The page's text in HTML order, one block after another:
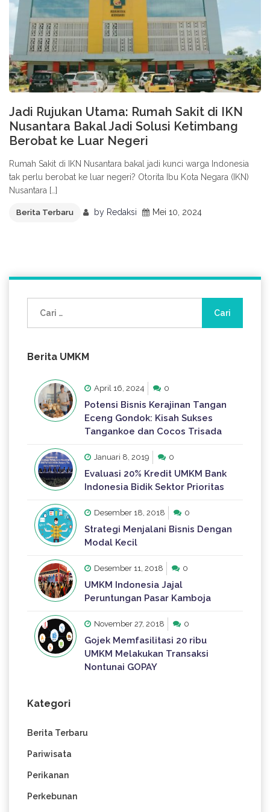
Jadi Rujukan Utama: Rumah Sakit di IKN
Nusantara Bakal Jadi Solusi Ketimbang
Berobat ke Luar Negeri
Rumah Sakit di IKN Nusantara bakal jadi kunci warga Indonesia
tak perlu berobat ke luar negeri? Otorita Ibu Kota Negara (IKN)
Nusantara […]
Berita Terbaru by Redaksi Mei 10, 2024
untuk:
Berita UMKM
April 16, 2024 0
Potensi Bisnis Kerajinan Tangan
Eceng Gondok: Kisah Sukses
Tangankoe dan Cocos Trisada
Januari 8, 2019 0
Evaluasi 20% Kredit UMKM Bank
Indonesia Bidik Sektor Prioritas
Desember 18, 2018 0
Strategi Menjalani Bisnis Dengan
Modal Kecil
Desember 11, 2018 0
UMKM Indonesia Jajal
Peruntungan Pasar Kamboja
November 27, 2018 0
Gojek Memfasilitasi 20 ribu
UMKM Melakukan Transaksi
Nontunai GOPAY
Kategori
Berita Terbaru
Pariwisata
Perikanan
Perkebunan